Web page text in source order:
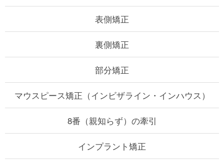
表側矯正
裏側矯正
部分矯正
マウスピース矯正 （インビザライン・インハウス）
8番（親知らず）の牽引
インプラント矯正